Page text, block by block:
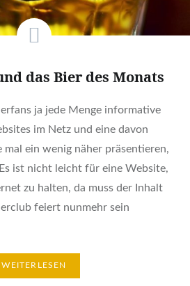
das Bier des Monats
ja jede Menge informative
im Netz und eine davon
ein wenig näher präsentieren,
ist nicht leicht für eine Website,
zu halten, da muss der Inhalt
feiert nunmehr sein
WEITERLESEN